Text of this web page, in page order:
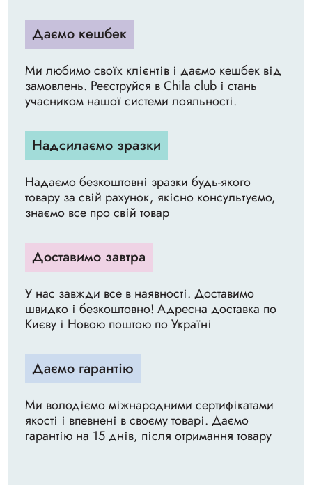
Даємо кешбек
Ми любимо своїх клієнтів і даємо кешбек від
замовлень. Реєструйся в Chila club і стань
учасником нашої системи лояльності.
Надсилаємо зразки
Надаємо безкоштовні зразки будь-якого
товару за свій рахунок, якісно консультуємо,
знаємо все про свій товар
Доставимо завтра
У нас завжди все в наявності. Доставимо
швидко і безкоштовно! Адресна доставка по
Києву і Новою поштою по Україні
Даємо гарантію
Ми володіємо міжнародними сертифікатами
якості і впевнені в своєму товарі. Даємо
гарантію на 15 днів, після отримання товару